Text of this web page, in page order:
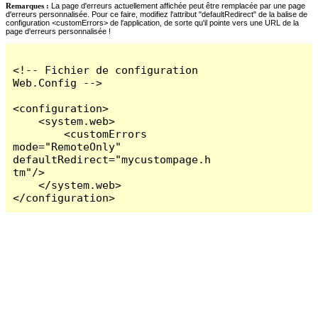
Remarques : La page d'erreurs actuellement affichée peut être remplacée par une page
d'erreurs personnalisée. Pour ce faire, modifiez l'attribut "defaultRedirect" de la balise de
configuration <customErrors> de l'application, de sorte qu'il pointe vers une URL de la
page d'erreurs personnalisée !
<!-- Fichier de configuration
Web.Config -->
<configuration>
    <system.web>
        <customErrors
mode="RemoteOnly"
defaultRedirect="mycustompage.h
tm"/>
    </system.web>
</configuration>